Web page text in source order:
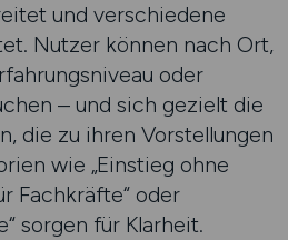
und verschiedene
Nutzer können nach Ort,
oder
– und sich gezielt die
die zu ihren Vorstellungen
wie „Einstieg ohne
Fachkräfte“ oder
sorgen für Klarheit.